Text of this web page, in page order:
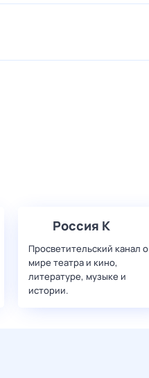
Россия К
Просветительский канал о
мире театра и кино,
литературе, музыке и
истории.